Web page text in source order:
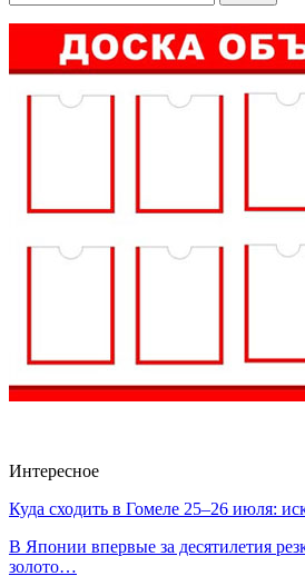
Интересное
Куда сходить в Гомеле 25–26 июля:
В Японии впервые за десятилетия
золото…